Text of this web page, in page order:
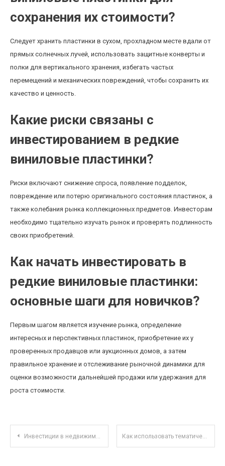
сохранения их стоимости?
Следует хранить пластинки в сухом, прохладном месте вдали от
прямых солнечных лучей, использовать защитные конверты и
полки для вертикального хранения, избегать частых
перемещений и механических повреждений, чтобы сохранить их
качество и ценность.
Какие риски связаны с
инвестированием в редкие
виниловые пластинки?
Риски включают снижение спроса, появление подделок,
повреждение или потерю оригинального состояния пластинок, а
также колебания рынка коллекционных предметов. Инвесторам
необходимо тщательно изучать рынок и проверять подлинность
своих приобретений.
Как начать инвестировать в
редкие виниловые пластинки:
основные шаги для новичков?
Первым шагом является изучение рынка, определение
интересных и перспективных пластинок, приобретение их у
проверенных продавцов или аукционных домов, а затем
правильное хранение и отслеживание рыночной динамики для
оценки возможности дальнейшей продажи или удержания для
роста стоимости.
Навигация по записям
Инвестиции в недвижимость за рубежом: преимущества и риски для российских граждан Как использовать тематические ETF для инвестирования в экологически прозрачный бизнес